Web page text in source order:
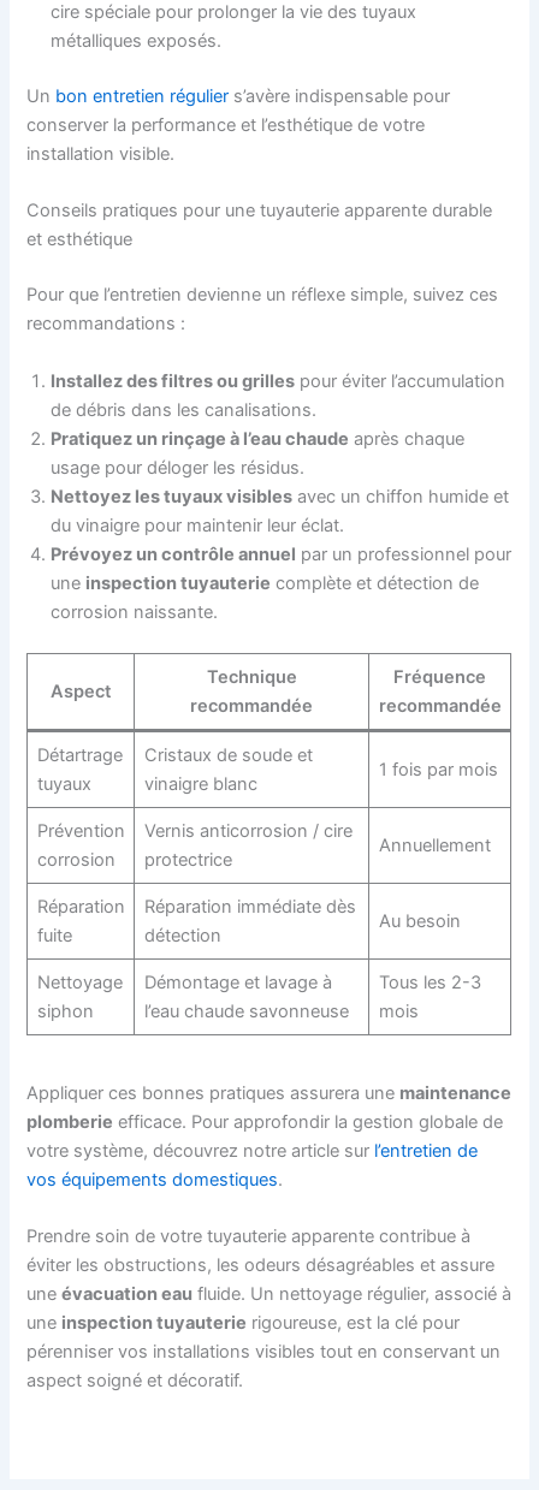
cire spéciale pour prolonger la vie des tuyaux
métalliques exposés.
Un bon entretien régulier s’avère indispensable pour
conserver la performance et l’esthétique de votre
installation visible.
Conseils pratiques pour une tuyauterie apparente durable
et esthétique
Pour que l’entretien devienne un réflexe simple, suivez ces
recommandations :
Installez des filtres ou grilles pour éviter l’accumulation
de débris dans les canalisations.
Pratiquez un rinçage à l’eau chaude après chaque
usage pour déloger les résidus.
Nettoyez les tuyaux visibles avec un chiffon humide et
du vinaigre pour maintenir leur éclat.
Prévoyez un contrôle annuel par un professionnel pour
une inspection tuyauterie complète et détection de
corrosion naissante.
Aspect
Technique
recommandée
Fréquence
recommandée
Détartrage
tuyaux
Cristaux de soude et
vinaigre blanc
1 fois par mois
Prévention
corrosion
Vernis anticorrosion / cire
protectrice
Annuellement
Réparation
fuite
Réparation immédiate dès
détection
Au besoin
Nettoyage
siphon
Démontage et lavage à
l’eau chaude savonneuse
Tous les 2-3
mois
Appliquer ces bonnes pratiques assurera une maintenance
plomberie efficace. Pour approfondir la gestion globale de
votre système, découvrez notre article sur l’entretien de
vos équipements domestiques.
Prendre soin de votre tuyauterie apparente contribue à
éviter les obstructions, les odeurs désagréables et assure
uneévacuation eau fluide. Un nettoyage régulier, associé à
une inspection tuyauterie rigoureuse, est la clé pour
pérenniser vos installations visibles tout en conservant un
aspect soigné et décoratif.